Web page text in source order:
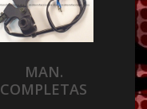
MAN.
COMPLETAS